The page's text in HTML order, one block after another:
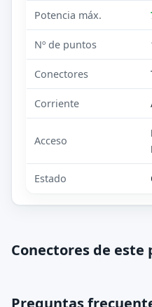
Potencia máx.
Nº de puntos
Conectores
Corriente
Acceso
Estado
Conectores de este
Preguntas